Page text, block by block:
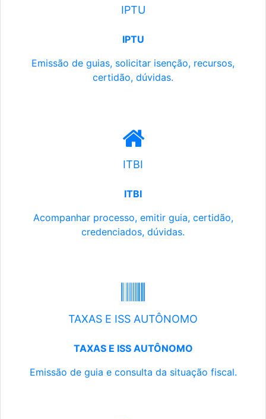
IPTU
IPTU
Emissão de guias, solicitar isenção, recursos,
certidão, dúvidas.
ITBI
ITBI
Acompanhar processo, emitir guia, certidão,
credenciados, dúvidas.
TAXAS E ISS AUTÔNOMO
TAXAS E ISS AUTÔNOMO
Emissão de guia e consulta da situação fiscal.